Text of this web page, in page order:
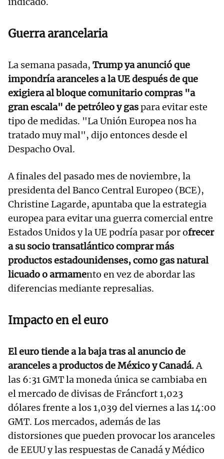
Guerra arancelaria
La semana pasada, Trump ya anunció que
impondría aranceles a la UE después de que
exigiera al bloque comunitario compras "a
gran escala" de petróleo y gaspara evitar este
tipo de medidas. "La Unión Europea nos ha
tratado muy mal", dijo entonces desde el
Despacho Oval.
A finales del pasado mes de noviembre, la
presidenta del Banco Central Europeo (BCE),
Christine Lagarde, apuntaba que la estrategia
europea para evitar una guerra comercial entre
Estados Unidos y la UE podría pasar por ofrecer
a su socio transatlántico comprar más
productos estadounidenses, como gas natural
licuado o armamento en vez de abordar las
diferencias mediante represalias.
Impacto en el euro
El euro tiende a la baja tras al anuncio de
aranceles a productos de México y Canadá.A
las 6:31 GMT la moneda única se cambiaba en
el mercado de divisas de Fráncfort 1,023
dólares frente a los 1,039 del viernes a las 14:00
GMT. Los mercados, además de las
distorsiones que pueden provocar los aranceles
de EEUU y las respuestas de Canadá y Médico